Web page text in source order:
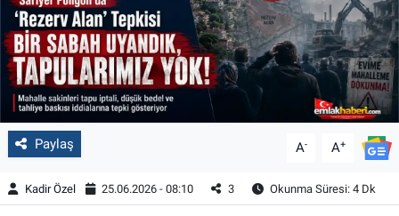
Paylaş A- A+
Kadir Özel 25.06.2026 - 08:10 3 Okunma Süresi: 4 Dk